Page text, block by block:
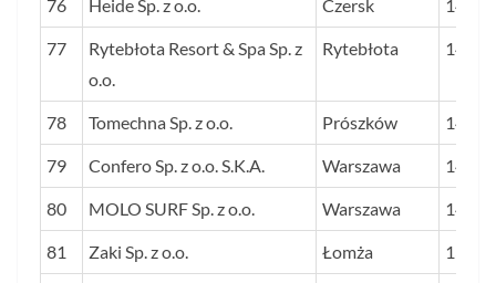
76 Heide Sp. z o.o. Czersk 14
77
Rytebłota Resort & Spa Sp. z
o.o.
Rytebłota 14
78 Tomechna Sp. z o.o. Prószków 14
79 Confero Sp. z o.o. S.K.A. Warszawa 14
80 MOLO SURF Sp. z o.o. Warszawa 14
81 Zaki Sp. z o.o. Łomża 13